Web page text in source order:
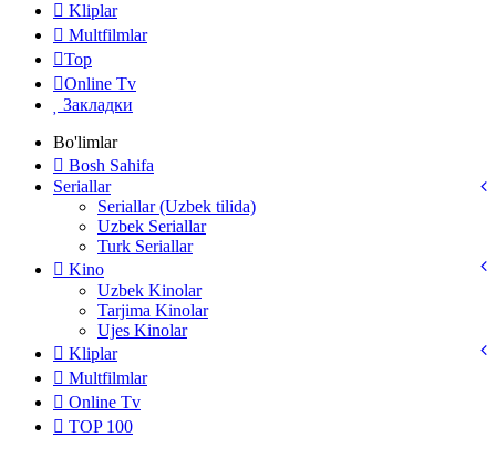
Kliplar
Multfilmlar
Top
Online Tv
Закладки
Bo'limlar
Bosh Sahifa
Seriallar
Seriallar (Uzbek tilida)
Uzbek Seriallar
Turk Seriallar
Kino
Uzbek Kinolar
Tarjima Kinolar
Ujes Kinolar
Kliplar
Multfilmlar
Online Tv
TOP 100